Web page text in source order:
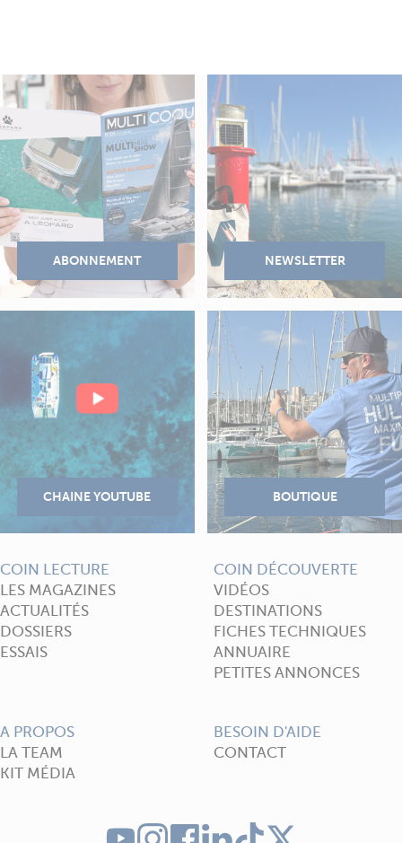
COIN LECTURE
LES MAGAZINES
ACTUALITÉS
DOSSIERS
ESSAIS
COIN DÉCOUVERTE
VIDÉOS
DESTINATIONS
FICHES TECHNIQUES
ANNUAIRE
PETITES ANNONCES
A PROPOS
LA TEAM
KIT MÉDIA
BESOIN D'AIDE
CONTACT